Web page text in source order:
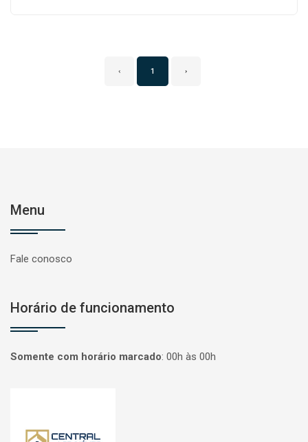
‹ 1 ›
Menu
Fale conosco
Horário de funcionamento
Somente com horário marcado: 00h às 00h